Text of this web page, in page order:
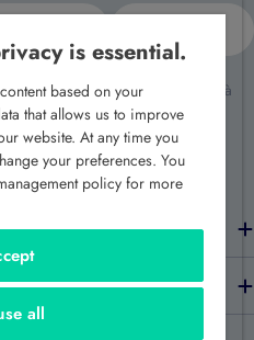
le cadre de la relation client et à
politique de confidentialité
securite.fr.
is essential.
based on your
that allows us to improve
website. At any time you
your preferences. You
policy for more
all